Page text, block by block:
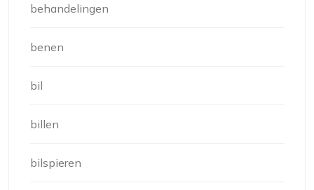
behandelingen
benen
bil
billen
bilspieren